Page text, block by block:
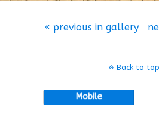
« previous in gallery
Back to top
Mobile